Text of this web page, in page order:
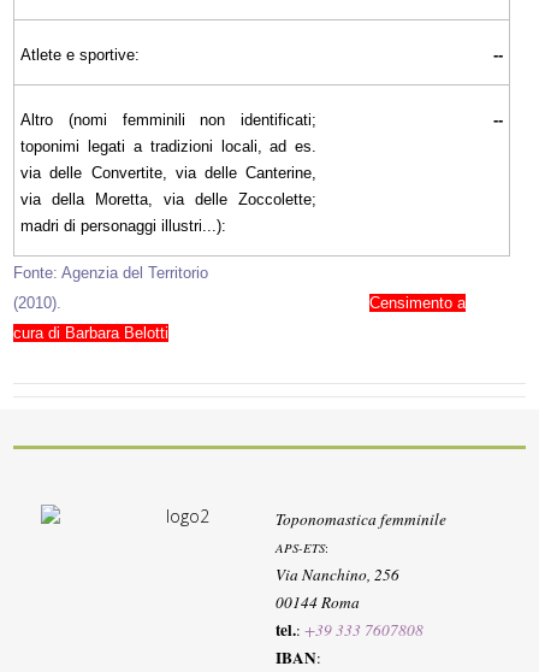
Atlete e sportive: --
Altro (nomi femminili non identificati;
toponimi legati a tradizioni locali, ad es.
via delle Convertite, via delle Canterine,
via della Moretta, via delle Zoccolette;
madri di personaggi illustri...):
--
Fonte: Agenzia del Territorio
(2010).Censimento a
cura di Barbara Belotti
Toponomastica femminile
APS-ETS:
Via Nanchino, 256
00144 Roma
tel.:+39 333 7607808
IBAN: